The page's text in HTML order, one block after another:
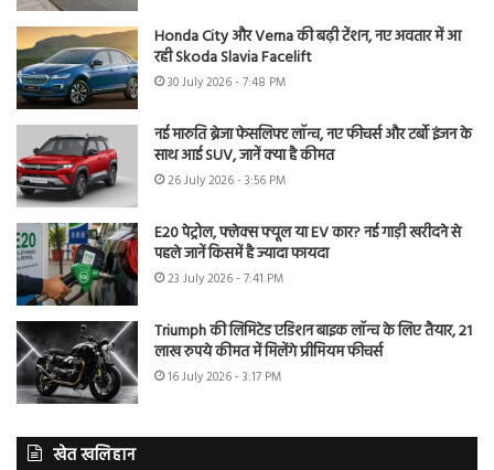
Honda City और Verna की बढ़ी टेंशन, नए अवतार में आ
रही Skoda Slavia Facelift
30 July 2026 - 7:48 PM
नई मारुति ब्रेजा फेसलिफ्ट लॉन्च, नए फीचर्स और टर्बो इंजन के
साथ आई SUV, जानें क्या है कीमत
26 July 2026 - 3:56 PM
E20 पेट्रोल, फ्लेक्स फ्यूल या EV कार? नई गाड़ी खरीदने से
पहले जानें किसमें है ज्यादा फायदा
23 July 2026 - 7:41 PM
Triumph की लिमिटेड एडिशन बाइक लॉन्च के लिए तैयार, 21
लाख रुपये कीमत में मिलेंगे प्रीमियम फीचर्स
16 July 2026 - 3:17 PM
खेत खलिहान